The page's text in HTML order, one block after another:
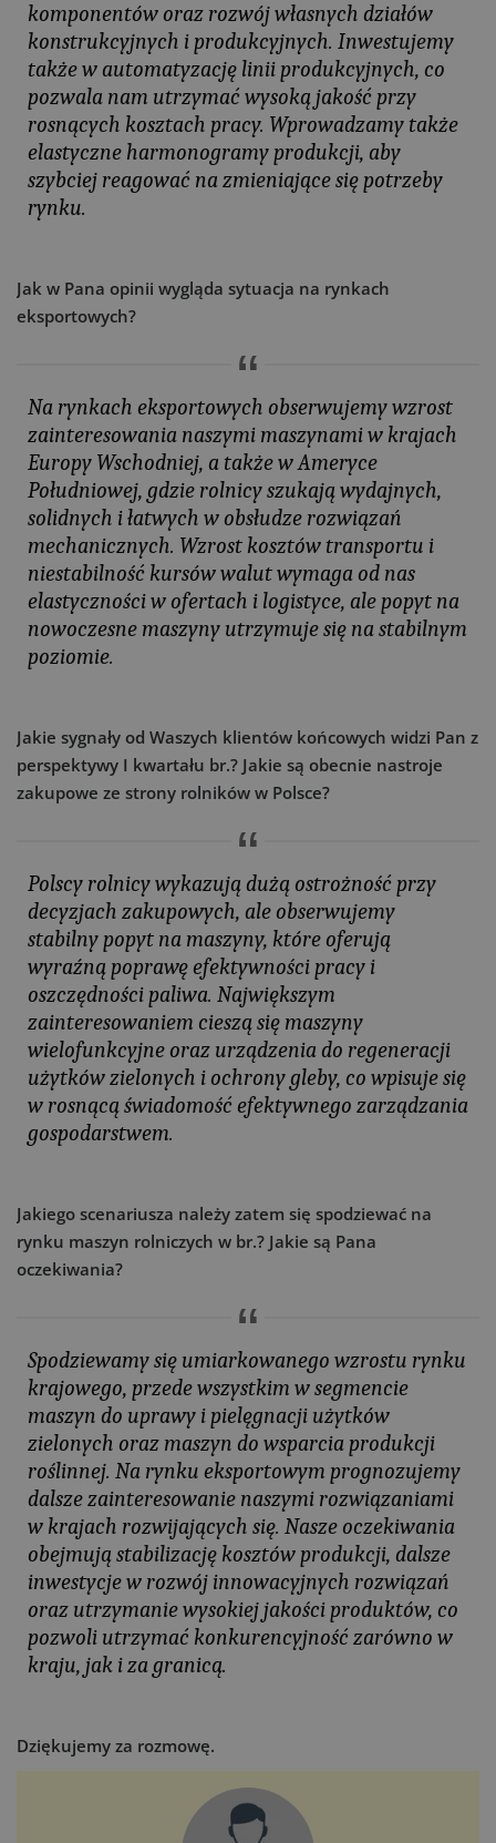
komponentów oraz rozwój własnych działów
konstrukcyjnych i produkcyjnych. Inwestujemy
także w automatyzację linii produkcyjnych, co
pozwala nam utrzymać wysoką jakość przy
rosnących kosztach pracy. Wprowadzamy także
elastyczne harmonogramy produkcji, aby
szybciej reagować na zmieniające się potrzeby
rynku.
Jak w Pana opinii wygląda sytuacja na rynkach
eksportowych?
Na rynkach eksportowych obserwujemy wzrost
zainteresowania naszymi maszynami w krajach
Europy Wschodniej, a także w Ameryce
Południowej, gdzie rolnicy szukają wydajnych,
solidnych i łatwych w obsłudze rozwiązań
mechanicznych. Wzrost kosztów transportu i
niestabilność kursów walut wymaga od nas
elastyczności w ofertach i logistyce, ale popyt na
nowoczesne maszyny utrzymuje się na stabilnym
poziomie.
Jakie sygnały od Waszych klientów końcowych widzi Pan z
perspektywy I kwartału br.? Jakie są obecnie nastroje
zakupowe ze strony rolników w Polsce?
Polscy rolnicy wykazują dużą ostrożność przy
decyzjach zakupowych, ale obserwujemy
stabilny popyt na maszyny, które oferują
wyraźną poprawę efektywności pracy i
oszczędności paliwa. Największym
zainteresowaniem cieszą się maszyny
wielofunkcyjne oraz urządzenia do regeneracji
użytków zielonych i ochrony gleby, co wpisuje się
w rosnącą świadomość efektywnego zarządzania
gospodarstwem.
Jakiego scenariusza należy zatem się spodziewać na
rynku maszyn rolniczych w br.? Jakie są Pana
oczekiwania?
Spodziewamy się umiarkowanego wzrostu rynku
krajowego, przede wszystkim w segmencie
maszyn do uprawy i pielęgnacji użytków
zielonych oraz maszyn do wsparcia produkcji
roślinnej. Na rynku eksportowym prognozujemy
dalsze zainteresowanie naszymi rozwiązaniami
w krajach rozwijających się. Nasze oczekiwania
obejmują stabilizację kosztów produkcji, dalsze
inwestycje w rozwój innowacyjnych rozwiązań
oraz utrzymanie wysokiej jakości produktów, co
pozwoli utrzymać konkurencyjność zarówno w
kraju, jak i za granicą.
Dziękujemy za rozmowę.